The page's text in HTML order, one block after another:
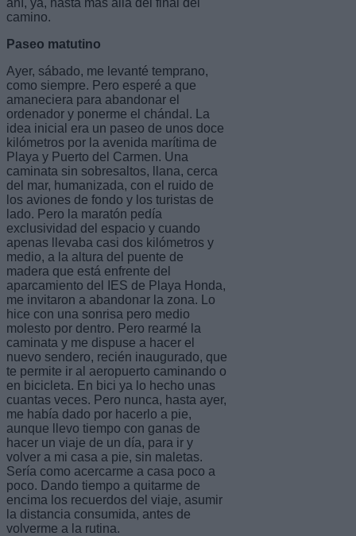
camino.
Paseo matutino
Ayer, sábado, me levanté temprano,
como siempre. Pero esperé a que
amaneciera para abandonar el
ordenador y ponerme el chándal. La
idea inicial era un paseo de unos doce
kilómetros por la avenida marítima de
Playa y Puerto del Carmen. Una
caminata sin sobresaltos, llana, cerca
del mar, humanizada, con el ruido de
los aviones de fondo y los turistas de
lado. Pero la maratón pedía
exclusividad del espacio y cuando
apenas llevaba casi dos kilómetros y
medio, a la altura del puente de
madera que está enfrente del
aparcamiento del IES de Playa Honda,
me invitaron a abandonar la zona. Lo
hice con una sonrisa pero medio
molesto por dentro. Pero rearmé la
caminata y me dispuse a hacer el
nuevo sendero, recién inaugurado, que
te permite ir al aeropuerto caminando o
en bicicleta. En bici ya lo hecho unas
cuantas veces. Pero nunca, hasta ayer,
me había dado por hacerlo a pie,
aunque llevo tiempo con ganas de
hacer un viaje de un día, para ir y
volver a mi casa a pie, sin maletas.
Sería como acercarme a casa poco a
poco. Dando tiempo a quitarme de
encima los recuerdos del viaje, asumir
la distancia consumida, antes de
volverme a la rutina.